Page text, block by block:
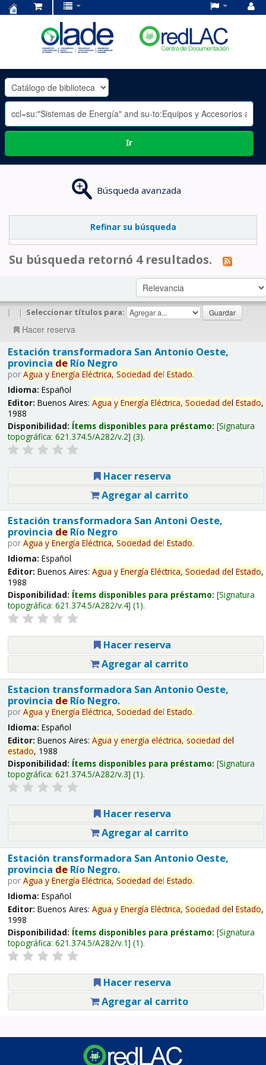
OLADE
-
Ir
Búsqueda avanzada
Refinar su búsqueda
Su búsqueda retornó 4 resultados.
| | Seleccionar títulos para:
Hacer reserva
Estación transformadora San Antonio Oeste,
provincia deRío Negro
por Agua y Energía Eléctrica, Sociedad del Estado.
Idioma: Español
Editor: Buenos Aires: Agua y Energía Eléctrica, Sociedad del Estado,
1988
Disponibilidad: Ítems disponibles para préstamo: Signatura
topográfica: 621.374.5/A282/v.2 (3).
Hacer reserva
Agregar al carrito
Estación transformadora San Antoni Oeste,
provincia deRío Negro
por Agua y Energía Eléctrica, Sociedad del Estado.
Idioma: Español
Editor: Buenos Aires: Agua y Energía Eléctrica, Sociedad del Estado,
1988
Disponibilidad: Ítems disponibles para préstamo: Signatura
topográfica: 621.374.5/A282/v.4 (1).
Hacer reserva
Agregar al carrito
Estacion transformadora San Antonio Oeste,
provincia deRío Negro.
por Agua y Energía Eléctrica, Sociedad del Estado.
Idioma: Español
Editor: Buenos Aires: Agua y energía eléctrica, sociedad del
estado, 1988
Disponibilidad: Ítems disponibles para préstamo: Signatura
topográfica: 621.374.5/A282/v.3 (1).
Hacer reserva
Agregar al carrito
Estación transformadora San Antonio Oeste,
provincia deRío Negro.
por Agua y Energía Eléctrica, Sociedad del Estado.
Idioma: Español
Editor: Buenos Aires: Agua y Energía Eléctrica, Sociedad del Estado,
1998
Disponibilidad: Ítems disponibles para préstamo: Signatura
topográfica: 621.374.5/A282/v.1 (1).
Hacer reserva
Agregar al carrito